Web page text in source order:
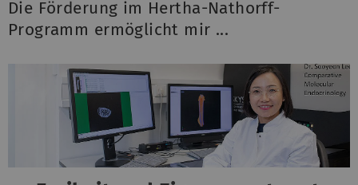
Die Förderung im Hertha-Nathorff-
Programm ermöglicht mir ...